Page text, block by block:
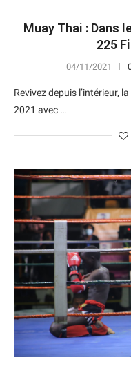
Muay Thai : Dans
225
04/11/2021
Revivez depuis l’intérieur,
2021 avec …